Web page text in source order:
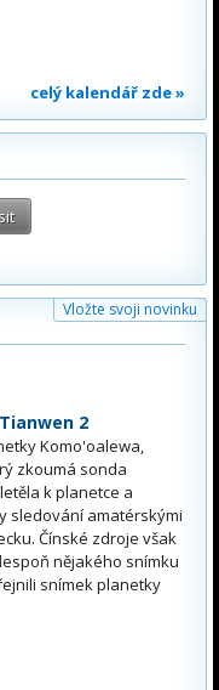
celý kalendář zde »
Vložte svoji novinku
2
Komo'oalewa,
zkoumá sonda
k planetce a
sledování amatérskými
Čínské zdroje však
nějakého snímku
snímek planetky